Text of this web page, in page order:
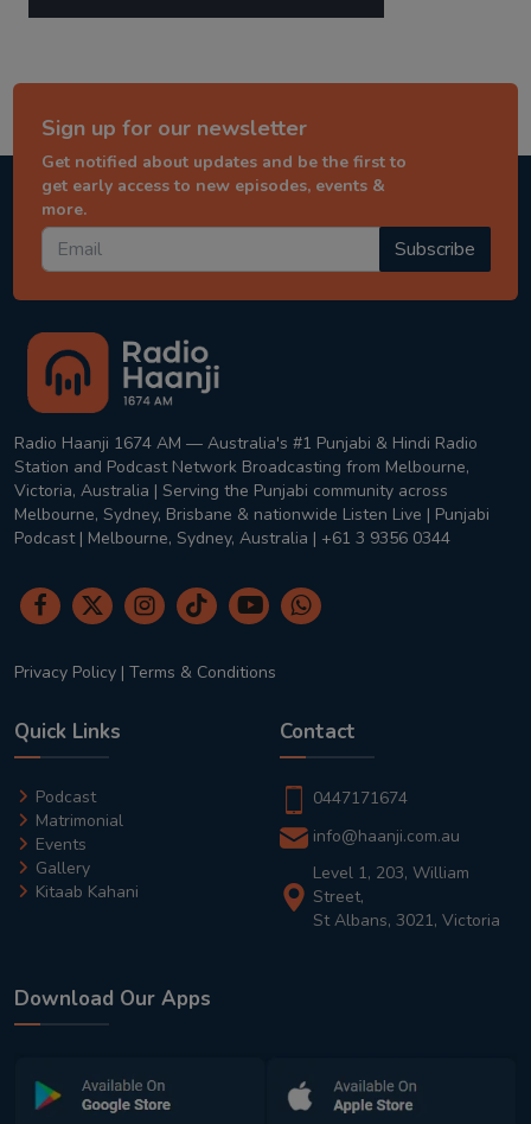
Sign up for our newsletter
Get notified about updates and be the first to
get early access to new episodes, events &
more.
Subscribe
Radio Haanji 1674 AM — Australia's #1 Punjabi & Hindi Radio
Station and Podcast Network Broadcasting from Melbourne,
Victoria, Australia | Serving the Punjabi community across
Melbourne, Sydney, Brisbane & nationwide Listen Live | Punjabi
Podcast | Melbourne, Sydney, Australia | +61 3 9356 0344
Privacy Policy | Terms & Conditions
Quick Links
Podcast
Matrimonial
Events
Gallery
Kitaab Kahani
Contact
0447171674
info@haanji.com.au
Level 1, 203, William
Street,
St Albans, 3021, Victoria
Download Our Apps